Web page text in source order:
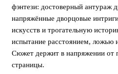
фэнтези: достоверный антураж
напряжённые дворцовые
искусств и трогательную
испытание расстоянием, ложью
Сюжет держит в напряжении от
страницы.